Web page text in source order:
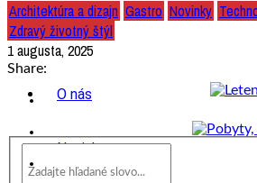
O nás
Novinky
Architektúra a dizajn Gastro Novinky
Zdravý životný štýl
1 augusta, 2025
Share: